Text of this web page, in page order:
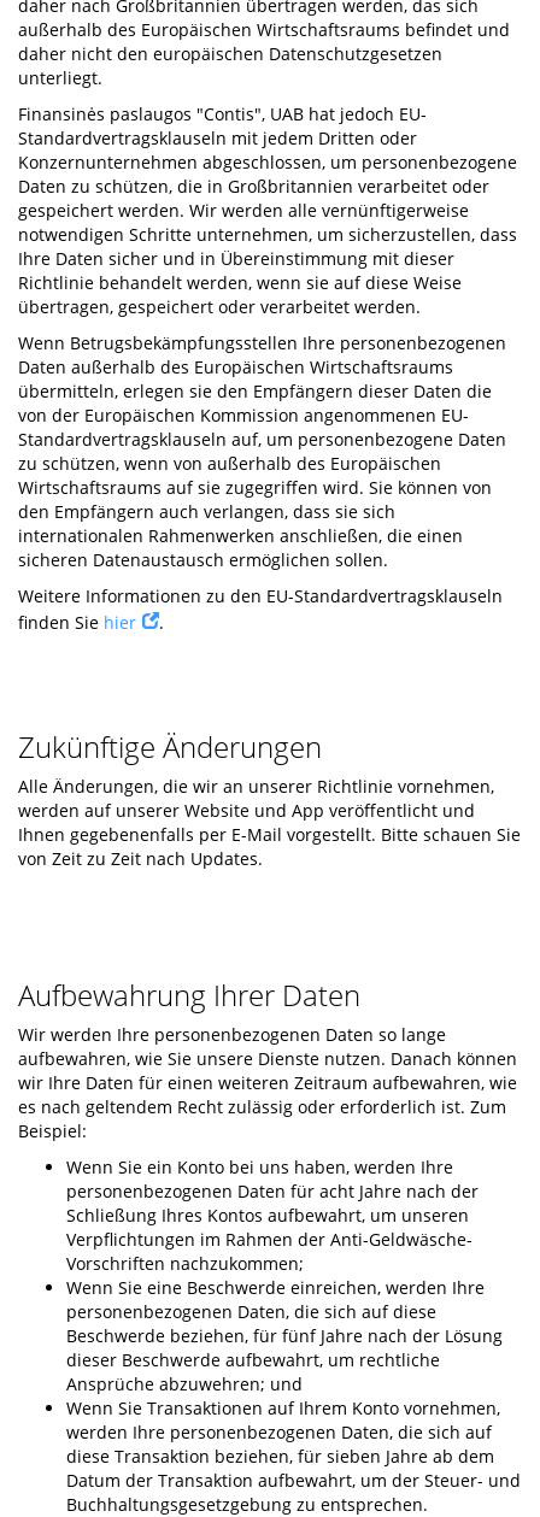
daher nach Großbritannien übertragen werden, das sich
außerhalb des Europäischen Wirtschaftsraums befindet und
daher nicht den europäischen Datenschutzgesetzen
unterliegt.
Finansinės paslaugos "Contis", UAB hat jedoch EU-
Standardvertragsklauseln mit jedem Dritten oder
Konzernunternehmen abgeschlossen, um personenbezogene
Daten zu schützen, die in Großbritannien verarbeitet oder
gespeichert werden. Wir werden alle vernünftigerweise
notwendigen Schritte unternehmen, um sicherzustellen, dass
Ihre Daten sicher und in Übereinstimmung mit dieser
Richtlinie behandelt werden, wenn sie auf diese Weise
übertragen, gespeichert oder verarbeitet werden.
Wenn Betrugsbekämpfungsstellen Ihre personenbezogenen
Daten außerhalb des Europäischen Wirtschaftsraums
übermitteln, erlegen sie den Empfängern dieser Daten die
von der Europäischen Kommission angenommenen EU-
Standardvertragsklauseln auf, um personenbezogene Daten
zu schützen, wenn von außerhalb des Europäischen
Wirtschaftsraums auf sie zugegriffen wird. Sie können von
den Empfängern auch verlangen, dass sie sich
internationalen Rahmenwerken anschließen, die einen
sicheren Datenaustausch ermöglichen sollen.
Weitere Informationen zu den EU-Standardvertragsklauseln
finden Sie hier .
Zukünftige Änderungen
Alle Änderungen, die wir an unserer Richtlinie vornehmen,
werden auf unserer Website und App veröffentlicht und
Ihnen gegebenenfalls per E-Mail vorgestellt. Bitte schauen Sie
von Zeit zu Zeit nach Updates.
Aufbewahrung Ihrer Daten
Wir werden Ihre personenbezogenen Daten so lange
aufbewahren, wie Sie unsere Dienste nutzen. Danach können
wir Ihre Daten für einen weiteren Zeitraum aufbewahren, wie
es nach geltendem Recht zulässig oder erforderlich ist. Zum
Beispiel:
Wenn Sie ein Konto bei uns haben, werden Ihre
personenbezogenen Daten für acht Jahre nach der
Schließung Ihres Kontos aufbewahrt, um unseren
Verpflichtungen im Rahmen der Anti-Geldwäsche-
Vorschriften nachzukommen;
Wenn Sie eine Beschwerde einreichen, werden Ihre
personenbezogenen Daten, die sich auf diese
Beschwerde beziehen, für fünf Jahre nach der Lösung
dieser Beschwerde aufbewahrt, um rechtliche
Ansprüche abzuwehren; und
Wenn Sie Transaktionen auf Ihrem Konto vornehmen,
werden Ihre personenbezogenen Daten, die sich auf
diese Transaktion beziehen, für sieben Jahre ab dem
Datum der Transaktion aufbewahrt, um der Steuer- und
Buchhaltungsgesetzgebung zu entsprechen.